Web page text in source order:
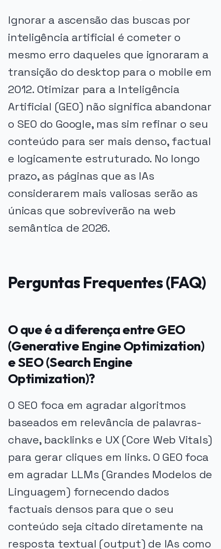
Ignorar a ascensão das buscas por
inteligência artificial é cometer o
mesmo erro daqueles que ignoraram a
transição do desktop para o mobile em
2012. Otimizar para a Inteligência
Artificial (GEO) não significa abandonar
o SEO do Google, mas sim refinar o seu
conteúdo para ser mais denso, factual
e logicamente estruturado. No longo
prazo, as páginas que as IAs
considerarem mais valiosas serão as
únicas que sobreviverão na web
semântica de 2026.
Perguntas Frequentes (FAQ)
O que é a diferença entre GEO
(Generative Engine Optimization)
e SEO (Search Engine
Optimization)?
O SEO foca em agradar algoritmos
baseados em relevância de palavras-
chave, backlinks e UX (Core Web Vitals)
para gerar cliques em links. O GEO foca
em agradar LLMs (Grandes Modelos de
Linguagem) fornecendo dados
factuais densos para que o seu
conteúdo seja citado diretamente na
resposta textual (output) de IAs como